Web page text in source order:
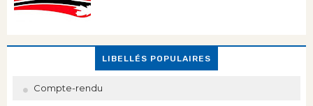
LIBELLÉS POPULAIRES
Compte-rendu